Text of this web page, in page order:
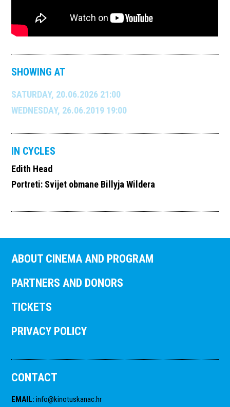
SHOWING AT
SATURDAY, 20.06.2026 21:00
WEDNESDAY, 26.06.2019 19:00
IN CYCLES
Edith Head
Portreti: Svijet obmane Billyja Wildera
ABOUT CINEMA AND PROGRAM
PARTNERS AND DONORS
TICKETS
PRIVACY POLICY
CONTACT
EMAIL: info@kinotuskanac.hr